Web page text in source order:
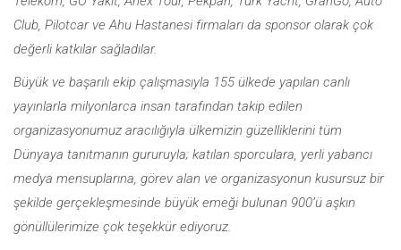
Club, Pilotcar ve Ahu Hastanesi firmaları da sponsor olarak çok
değerli katkılar sağladılar.
Büyük ve başarılı ekip çalışmasıyla 155 ülkede yapılan canlı
yayınlarla milyonlarca insan tarafından takip edilen
organizasyonumuz aracılığıyla ülkemizin güzelliklerini tüm
Dünyaya tanıtmanın gururuyla; katılan sporculara, yerli yabancı
medya mensuplarına, görev alan ve organizasyonun kusursuz bir
şekilde gerçekleşmesinde büyük emeği bulunan 900’ü aşkın
gönüllülerimize çok teşekkür ediyoruz.